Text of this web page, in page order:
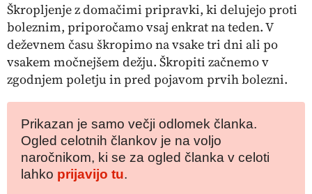
Škropljenje z domačimi pripravki, ki delujejo proti
boleznim, priporočamo vsaj enkrat na teden. V
deževnem času škropimo na vsake tri dni ali po
vsakem močnejšem dežju. Škropiti začnemo v
zgodnjem poletju in pred pojavom prvih bolezni.
Prikazan je samo večji odlomek članka.
Ogled celotnih člankov je na voljo
naročnikom, ki se za ogled članka v celoti
lahko prijavijo tu.